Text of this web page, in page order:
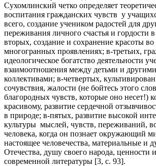
Сухомлинский четко определяет
воспитания гражданских чувств у
всего, создание учеником радостей для
переживания личного счастья и гордости
вторых, создание и сохранение красоты во
многогранных проявлениях; в-третьих,
идеологическое богатство деятельности
взаимоотношения между детьми и
коллективами; в-четвертых,
сочувствия, жалости (не бойтесь этого
благородных чувств, которые оно несет!)
красивому, развитие сердечной
в природе; в-пятых, развитие высокой
культуры мыслей, чувств, переживаний,
человека, когда он познает окружающий
настоящее человечества, материальные и
Отечества, душу своего народа, ценности
современной литературы [3, с. 93].